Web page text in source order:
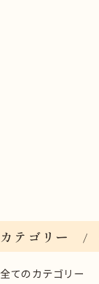
カテゴリー
全てのカテゴリー